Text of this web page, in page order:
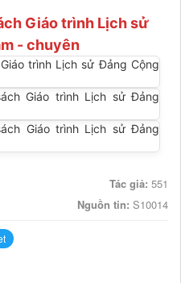
Giáo trình Lịch sử
- chuyên
Tác giả: 551
Nguồn tin: S10014